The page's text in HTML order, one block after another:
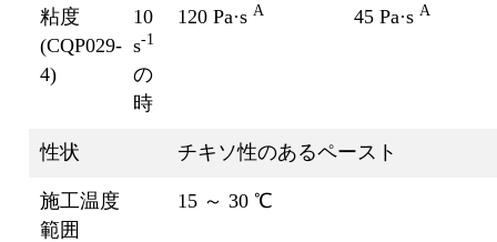
粘度
(CQP029-
4)
10
s-1
の
時
120 Pa·s A 45 Pa·s A
性状 チキソ性のあるペースト
施工温度
範囲
15 ～ 30 ℃